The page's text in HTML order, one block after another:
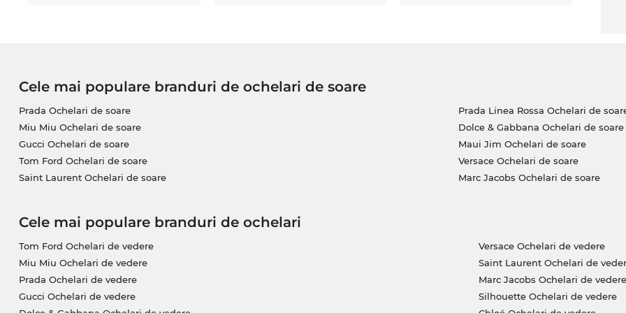
Cele mai populare branduri de ochelari de soare
Prada Ochelari de soare
Miu Miu Ochelari de soare
Gucci Ochelari de soare
Tom Ford Ochelari de soare
Saint Laurent Ochelari de soare
Prada Linea Rossa Ochelari de
Dolce & Gabbana Ochelari de soare
Maui Jim Ochelari de soare
Versace Ochelari de soare
Marc Jacobs Ochelari de soare
Cele mai populare branduri de ochelari
Tom Ford Ochelari de vedere
Miu Miu Ochelari de vedere
Prada Ochelari de vedere
Gucci Ochelari de vedere
Versace Ochelari de vedere
Saint Laurent Ochelari de
Marc Jacobs Ochelari de vedere
Silhouette Ochelari de vedere